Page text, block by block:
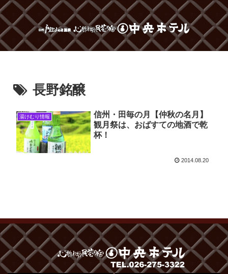
長野銘醸
湯けむり情報
信州・田毎の月【仲秋の名月】
観月祭は、おばすての地酒で乾
杯！
2014.08.20